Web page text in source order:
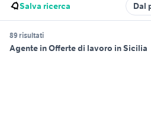
Salva ricerca Dal
89 risultati
Agente in Offerte di lavoro in Sicilia